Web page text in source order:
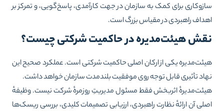
برای کمک به سازمان در جهت کارآمدی، پاسخ‌گویی، و تمرکز بر
راهبردی در مقیاس بزرگ است.
هیئت‌مدیره در حاکمیت شرکتی چیست؟
یکی از ارکان اصلی حاکمیت شرکتی است. عملکرد صحیح این
تأثیری قابل توجه روی موفقیت بلندمدت سازمان خواهد داشت.
اثربخش فقط مسئول مدیریتِ روزمرهٔ شرکت نیست. وظیفهٔ
آن ارائهٔ نظارت راهبردی، ارزیابی تصمیمات کلیدی، بررسی ریسک‌ها